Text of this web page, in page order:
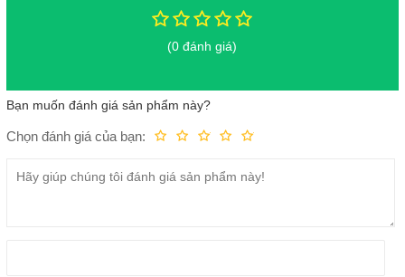
(0 đánh giá)
Bạn muốn đánh giá sản phẩm này?
Chọn đánh giá của bạn: Tuyệt vời!
Rất tốt
Trung bình
Fair
Kém